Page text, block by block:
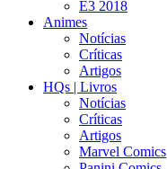
E3 2018
Animes
Notícias
Críticas
Artigos
HQs | Livros
Notícias
Críticas
Artigos
Marvel Comics